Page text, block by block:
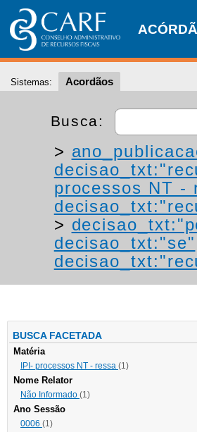
Sistemas: Acordãos
Busca:
>
processos NT -
>
decisao_txt:"se"
BUSCA FACETADA
Matéria
IPI- processos NT - ressa (1)
Nome Relator
Não Informado (1)
Ano Sessão
0006 (1)